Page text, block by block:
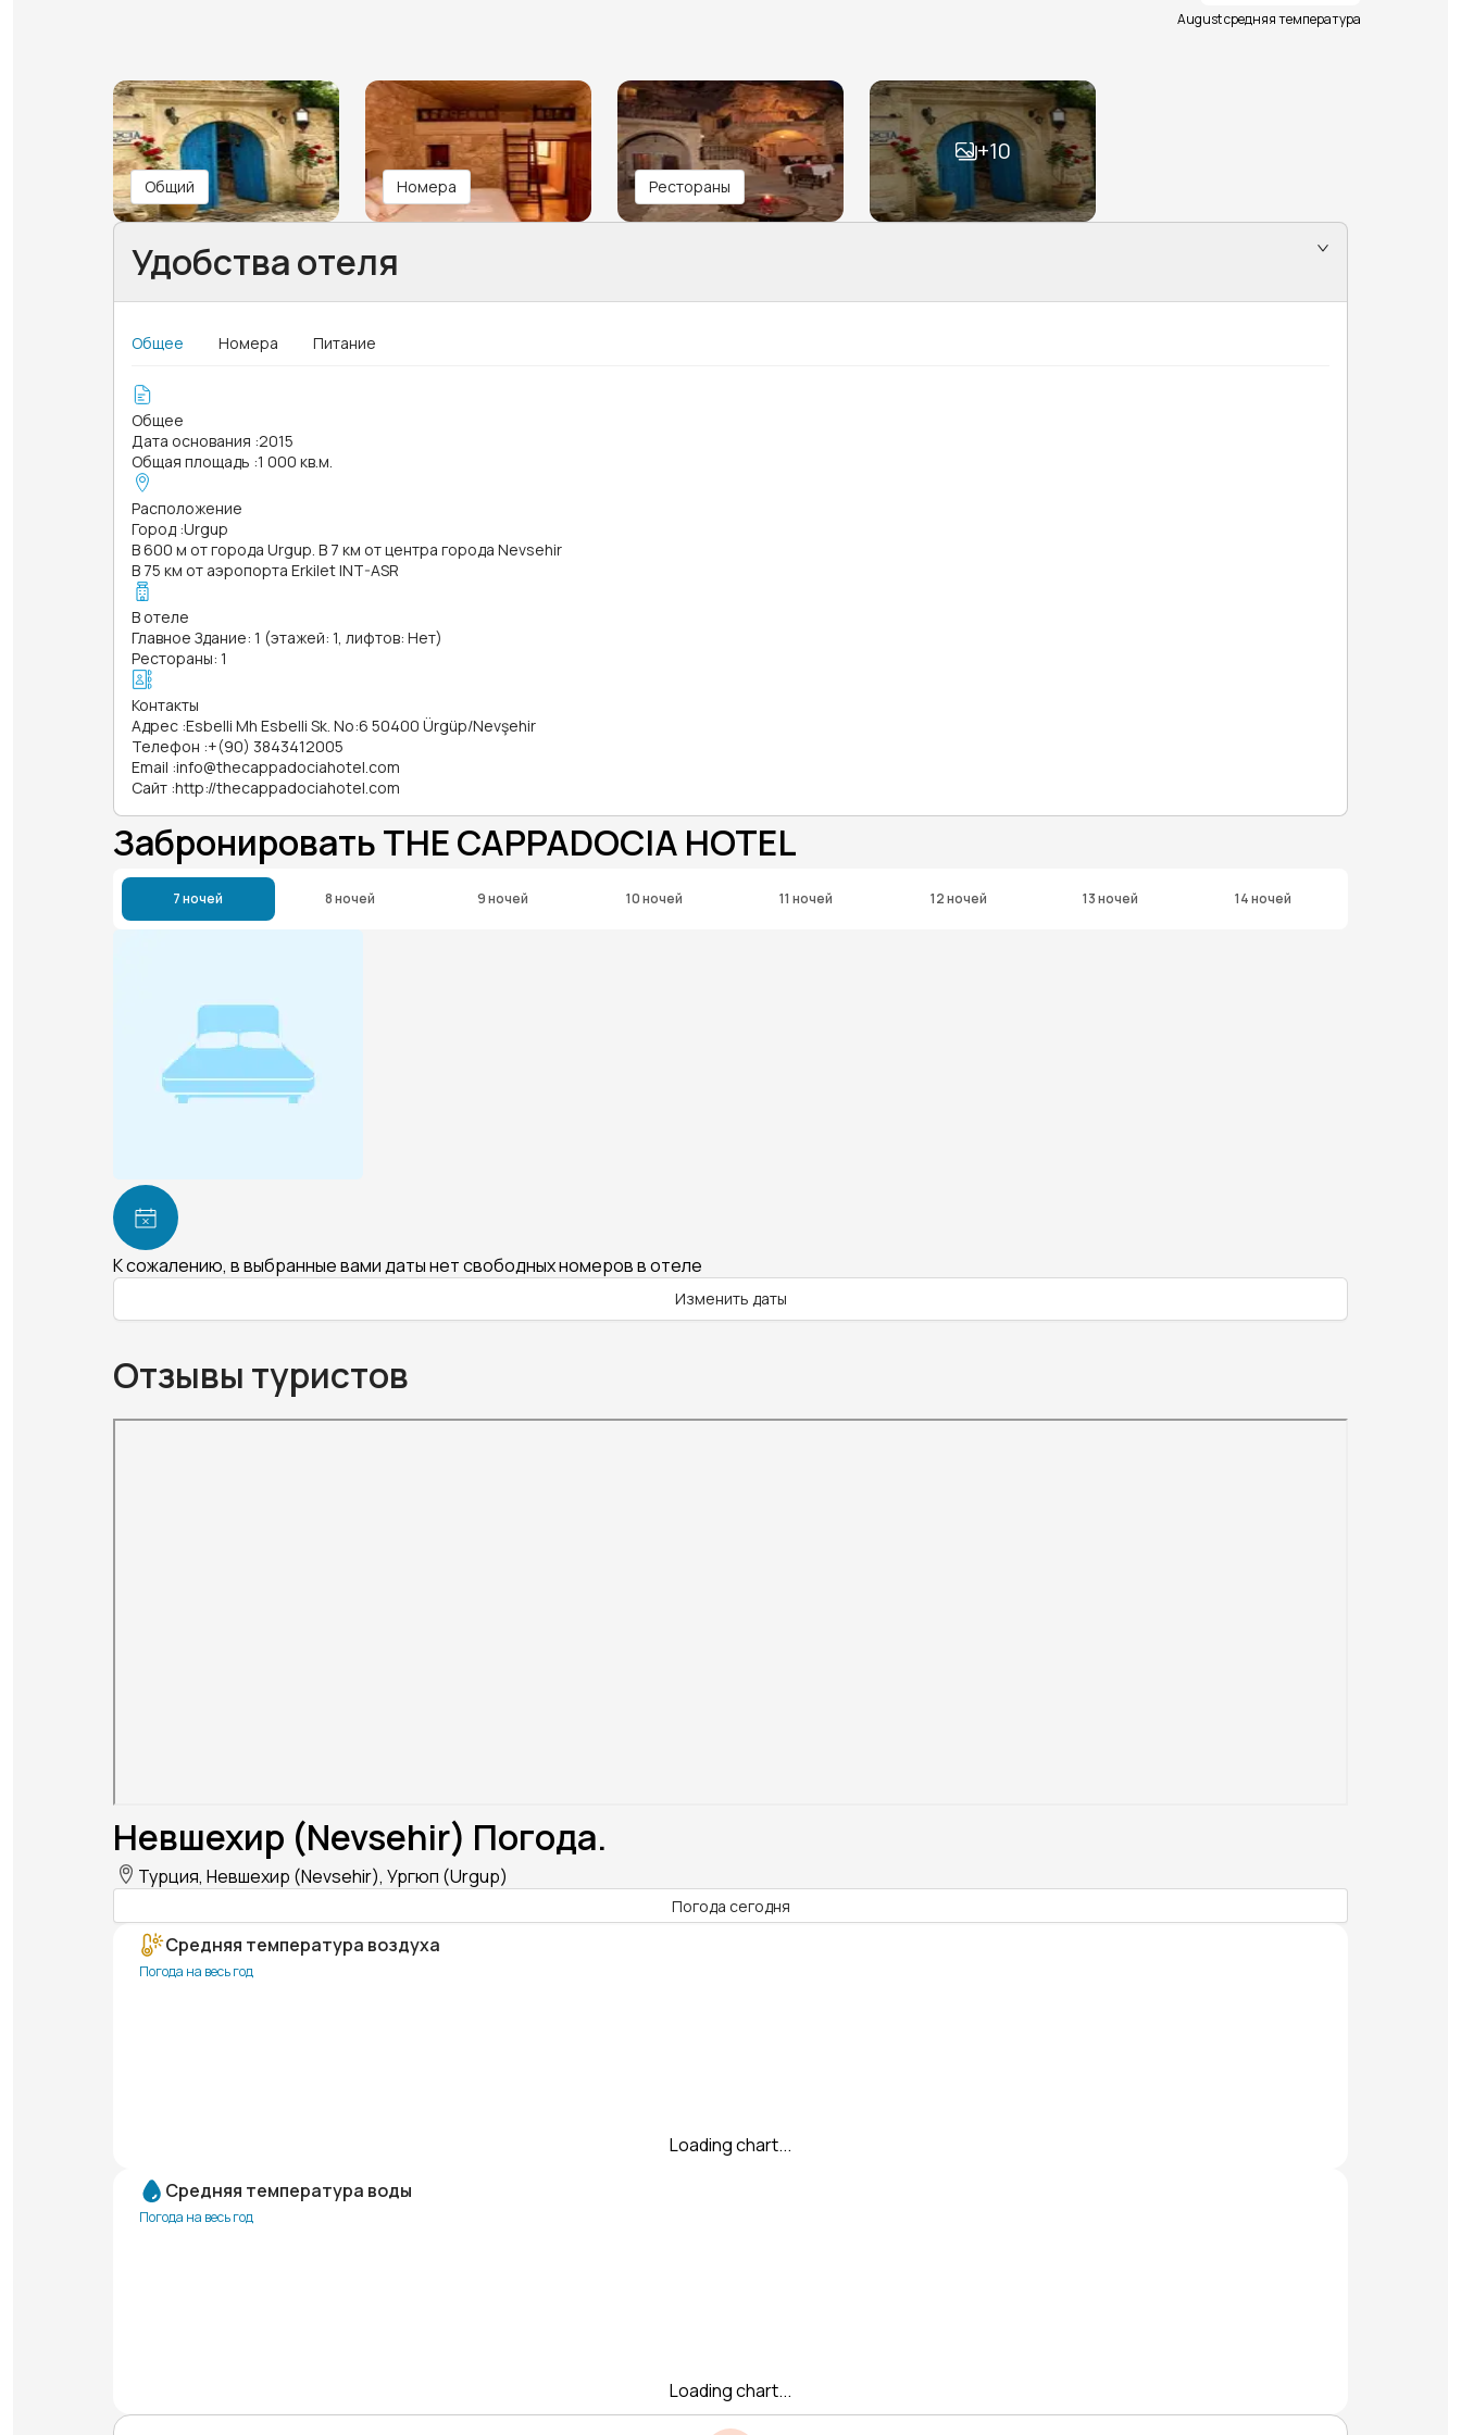
August средняя температура
Общий Номера Рестораны
+10
Удобства отеля
Общее Номера Питание
Общее
Дата основания :2015
Общая площадь :1 000 кв.м.
Расположение
Город :Urgup
В 600 м от города Urgup. В 7 км от центра города Nevsehir
В 75 км от аэропорта Erkilet INT-ASR
В отеле
Главное Здание: 1 (этажей: 1, лифтов: Нет)
Рестораны: 1
Контакты
Адрес :Esbelli Mh Esbelli Sk. No:6 50400 Ürgüp/Nevşehir
Телефон :+(90) 3843412005
Email :info@thecappadociahotel.com
Сайт :http://thecappadociahotel.com
Забронировать THE CAPPADOCIA HOTEL
7 ночей 8 ночей 9 ночей 10 ночей 11 ночей 12 ночей 13 ночей 14 ночей
К сожалению, в выбранные вами даты нет свободных номеров в отеле
Изменить даты
Отзывы туристов
Невшехир (Nevsehir) Погода.
Турция, Невшехир (Nevsehir), Ургюп (Urgup)
Погода сегодня
Средняя температура воздуха
Погода на весь год
Loading chart...
Средняя температура воды
Погода на весь год
Loading chart...